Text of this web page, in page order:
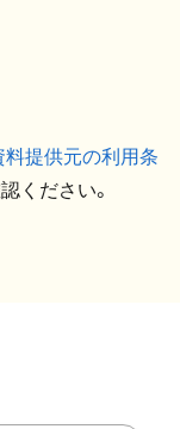
料提供元の利用条
ください。